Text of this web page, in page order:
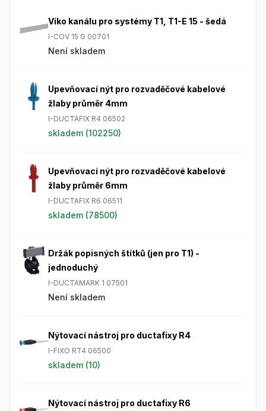
Víko kanálu pro systémy T1, T1-E 15 - šedá
I-COV 15 G 00701
Není skladem
Upevňovací nýt pro rozvaděčové kabelové
žlaby průměr 4mm
I-DUCTAFIX R4 06502
skladem (102250)
Upevňovací nýt pro rozvaděčové kabelové
žlaby průměr 6mm
I-DUCTAFIX R6 06511
skladem (78500)
Držák popisných štítků (jen pro T1) -
jednoduchý
I-DUCTAMARK 1 07501
Není skladem
Nýtovací nástroj pro ductafixy R4
I-FIXO RT4 06500
skladem (10)
Nýtovací nástroj pro ductafixy R6